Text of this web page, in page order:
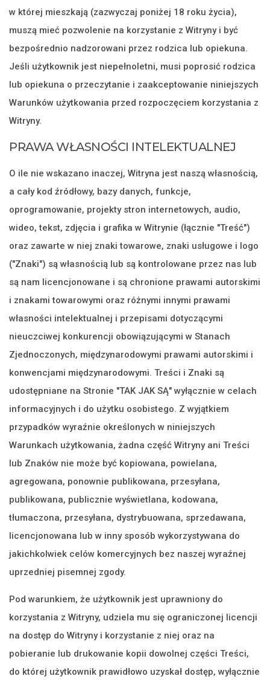
w której mieszkają (zazwyczaj poniżej 18 roku życia),
muszą mieć pozwolenie na korzystanie z Witryny i być
bezpośrednio nadzorowani przez rodzica lub opiekuna.
Jeśli użytkownik jest niepełnoletni, musi poprosić rodzica
lub opiekuna o przeczytanie i zaakceptowanie niniejszych
Warunków użytkowania przed rozpoczęciem korzystania z
Witryny.
PRAWA WŁASNOŚCI INTELEKTUALNEJ
O ile nie wskazano inaczej, Witryna jest naszą własnością,
a cały kod źródłowy, bazy danych, funkcje,
oprogramowanie, projekty stron internetowych, audio,
wideo, tekst, zdjęcia i grafika w Witrynie (łącznie "Treść")
oraz zawarte w niej znaki towarowe, znaki usługowe i logo
("Znaki") są własnością lub są kontrolowane przez nas lub
są nam licencjonowane i są chronione prawami autorskimi
i znakami towarowymi oraz różnymi innymi prawami
własności intelektualnej i przepisami dotyczącymi
nieuczciwej konkurencji obowiązującymi w Stanach
Zjednoczonych, międzynarodowymi prawami autorskimi i
konwencjami międzynarodowymi. Treści i Znaki są
udostępniane na Stronie "TAK JAK SĄ" wyłącznie w celach
informacyjnych i do użytku osobistego. Z wyjątkiem
przypadków wyraźnie określonych w niniejszych
Warunkach użytkowania, żadna część Witryny ani Treści
lub Znaków nie może być kopiowana, powielana,
agregowana, ponownie publikowana, przesyłana,
publikowana, publicznie wyświetlana, kodowana,
tłumaczona, przesyłana, dystrybuowana, sprzedawana,
licencjonowana lub w inny sposób wykorzystywana do
jakichkolwiek celów komercyjnych bez naszej wyraźnej
uprzedniej pisemnej zgody.
Pod warunkiem, że użytkownik jest uprawniony do
korzystania z Witryny, udziela mu się ograniczonej licencji
na dostęp do Witryny i korzystanie z niej oraz na
pobieranie lub drukowanie kopii dowolnej części Treści,
do której użytkownik prawidłowo uzyskał dostęp, wyłącznie